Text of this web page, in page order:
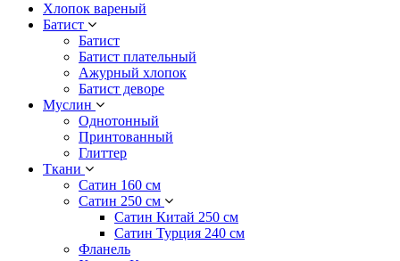
Хлопок вареный
Батист
Батист
Батист плательный
Ажурный хлопок
Батист деворе
Муслин
Однотонный
Принтованный
Глиттер
Ткани
Сатин 160 см
Сатин 250 см
Сатин Китай 250 см
Сатин Турция 240 см
Фланель